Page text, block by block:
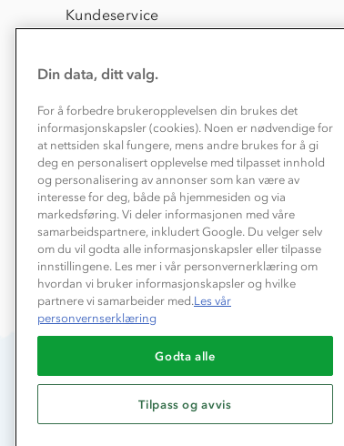
Kundeservice
Kundeklubb
Våre butikker
Bedrift, barnehage og SFO
Presse
Din data, ditt valg.
For å forbedre brukeropplevelsen din brukes det
informasjonskapsler (cookies). Noen er nødvendige for
at nettsiden skal fungere, mens andre brukes for å gi
deg en personalisert opplevelse med tilpasset innhold
og personalisering av annonser som kan være av
interesse for deg, både på hjemmesiden og via
markedsføring. Vi deler informasjonen med våre
samarbeidspartnere, inkludert Google. Du velger selv
om du vil godta alle informasjonskapsler eller tilpasse
innstillingene. Les mer i vår personvernerklæring om
hvordan vi bruker informasjonskapsler og hvilke
partnere vi samarbeider med.Les vår
personvernserklæring
Godta alle
Tilpass og avvis